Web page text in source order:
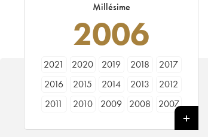
Millésime
2006
2021 2020 2019 2018
2017
2016
2015 2014 2013
2012
2011
2010 2009 2008
2007